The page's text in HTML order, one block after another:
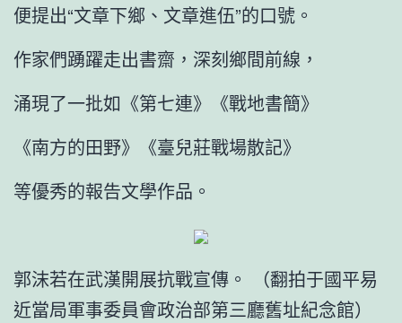
便提出“文章下鄉、文章進伍”的口號。
作家們踴躍走出書齋，深刻鄉間前線，
涌現了一批如《第七連》《戰地書簡》
《南方的田野》《臺兒莊戰場散記》
等優秀的報告文學作品。
郭沫若在武漢開展抗戰宣傳。 （翻拍于國平易
近當局軍事委員會政治部第三廳舊址紀念館）